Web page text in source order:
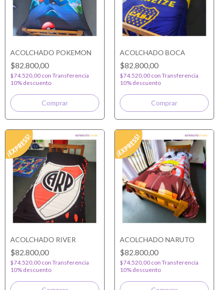
ACOLCHADO POKEMON
$82.800,00
$74.520,00 con Transferencia
10% descuento
ACOLCHADO BOCA
$82.800,00
$74.520,00 con Transferencia
10% descuento
ACOLCHADO RIVER
$82.800,00
$74.520,00 con Transferencia
10% descuento
ACOLCHADO NARUTO
$82.800,00
$74.520,00 con Transferencia
10% descuento